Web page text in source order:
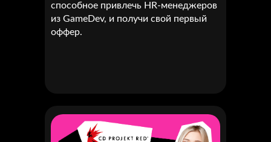
способное привлечь HR-менеджеров
из GameDev, и получи свой первый
оффер.